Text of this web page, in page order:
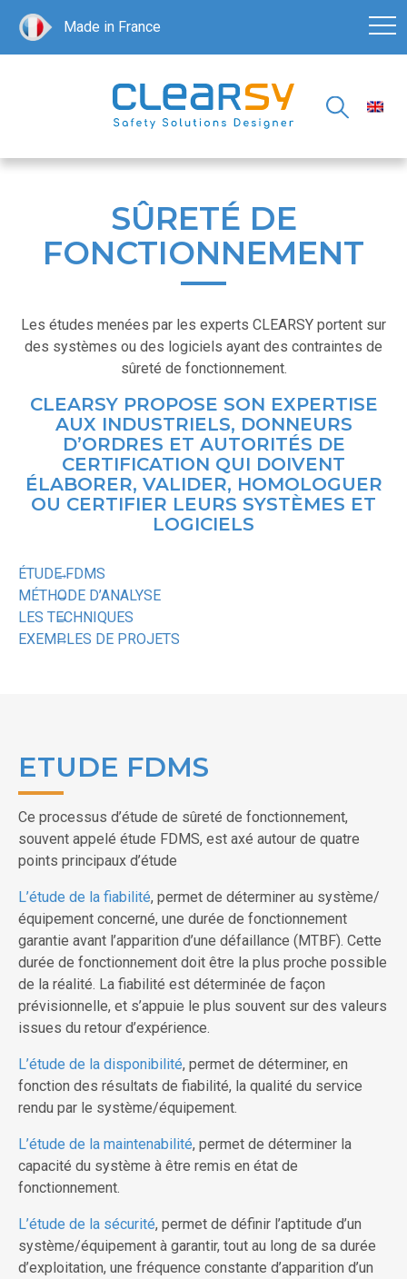
Made in France
SÛRETÉ DE
FONCTIONNEMENT
Les études menées par les experts CLEARSY portent sur
des systèmes ou des logiciels ayant des contraintes de
sûreté de fonctionnement.
CLEARSY PROPOSE SON EXPERTISE
AUX INDUSTRIELS, DONNEURS
D’ORDRES ET AUTORITÉS DE
CERTIFICATION QUI DOIVENT
ÉLABORER, VALIDER, HOMOLOGUER
OU CERTIFIER LEURS SYSTÈMES ET
LOGICIELS
ÉTUDE FDMS
MÉTHODE D’ANALYSE
LES TECHNIQUES
EXEMPLES DE PROJETS
ETUDE FDMS
Ce processus d’étude de sûreté de fonctionnement,
souvent appelé étude FDMS, est axé autour de quatre
points principaux d’étude
L’étude de la fiabilité, permet de déterminer au système/
équipement concerné, une durée de fonctionnement
garantie avant l’apparition d’une défaillance (MTBF). Cette
durée de fonctionnement doit être la plus proche possible
de la réalité. La fiabilité est déterminée de façon
prévisionnelle, et s’appuie le plus souvent sur des valeurs
issues du retour d’expérience.
L’étude de la disponibilité, permet de déterminer, en
fonction des résultats de fiabilité, la qualité du service
rendu par le système/équipement.
L’étude de la maintenabilité, permet de déterminer la
capacité du système à être remis en état de
fonctionnement.
L’étude de la sécurité, permet de définir l’aptitude d’un
système/équipement à garantir, tout au long de sa durée
d’exploitation, une fréquence constante d’apparition d’un